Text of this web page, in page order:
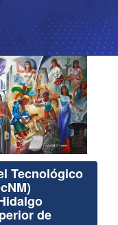
Tecnológico
de